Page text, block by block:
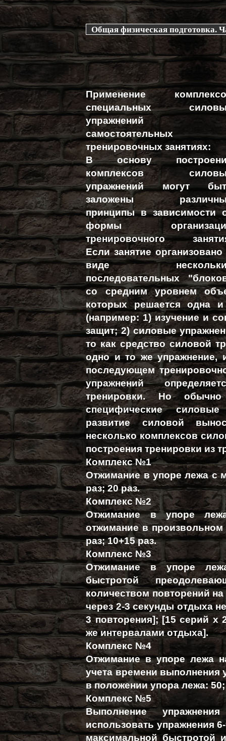
Общая физическая подготовка.
Применение
специальных
упражнений
самостоятельных
тренировочных занятиях:
В основу
комплексов
упражнений могут
заложены
принципы в зависимости
формы
тренировочного
Если занятие организовано
виде
последовательных
со средним уровнем
которых решается одна и
(например: 1) изучение и
защит; 2) силовые
то как средство силовой
одно и то же упражнение,
последующем
упражнений
тренировки. Но
специфические
развитие силовой
несколько комплексов
построения тренировки из
Комплекс №1
Отжимание в упоре лежа с
раз; 20 раз.
Комплекс №2
Отжимание в упоре
отжимание в произвольном
раз; 10+15 раз.
Комплекс №3
Отжимание в упоре
быстротой
количеством повторений
через 2-3 секунды отдыха
3 повторения]; [15 серий х
же интервалами отдыха].
Комплекс №4
Отжимание в упоре лежа
учета времени
в положении упора лежа: 50;
Комплекс №5
Выполнение
использовать упражнения
максимальной быстротой